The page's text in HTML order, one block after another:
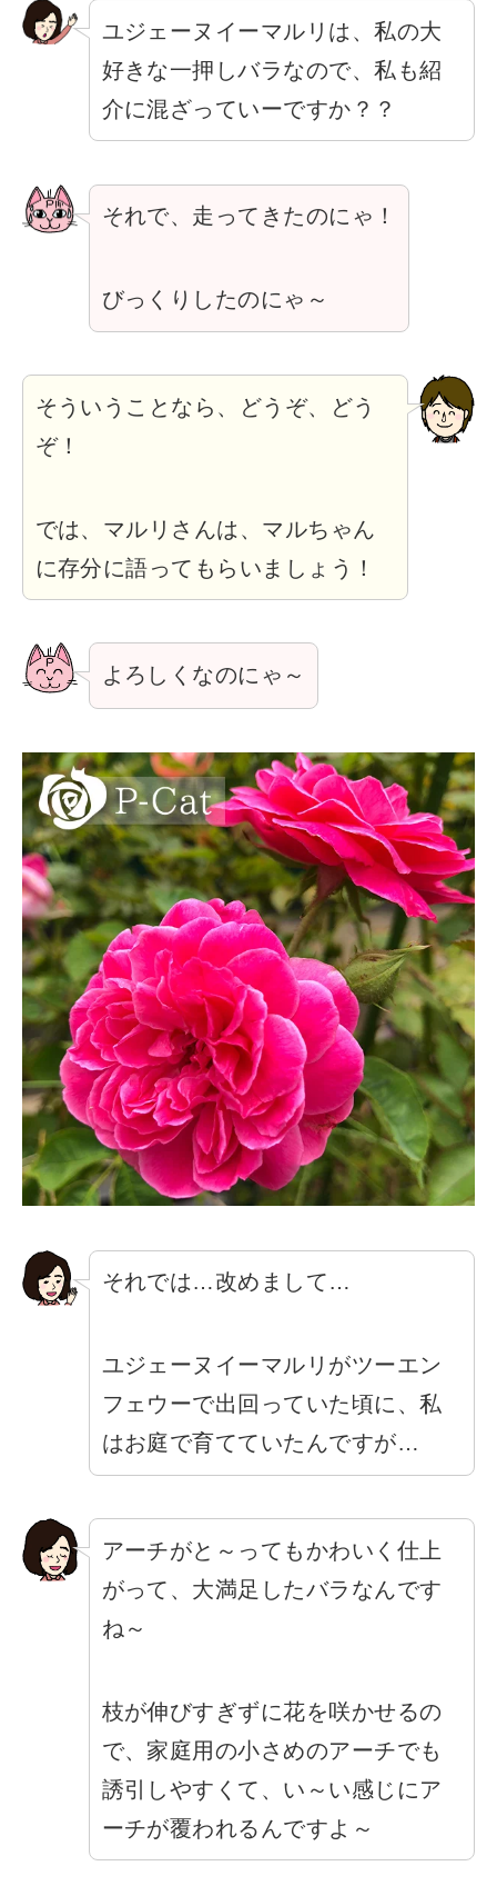
ユジェーヌイーマルリは、私の大
好きな一押しバラなので、私も紹
介に混ざっていーですか？？
それで、走ってきたのにゃ！
びっくりしたのにゃ～
そういうことなら、どうぞ、どう
ぞ！
では、マルリさんは、マルちゃん
に存分に語ってもらいましょう！
よろしくなのにゃ～
それでは…改めまして…
ユジェーヌイーマルリがツーエン
フェウーで出回っていた頃に、私
はお庭で育てていたんですが…
アーチがと～ってもかわいく仕上
がって、大満足したバラなんです
ね～
枝が伸びすぎずに花を咲かせるの
で、家庭用の小さめのアーチでも
誘引しやすくて、い～い感じにア
ーチが覆われるんですよ～